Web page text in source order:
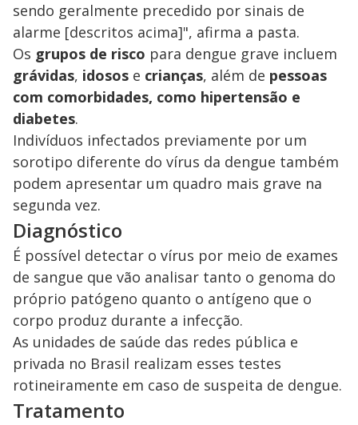
sendo geralmente precedido por sinais de
alarme [descritos acima]", afirma a pasta.
Os grupos de risco para dengue grave incluem
grávidas, idosos e crianças, além de pessoas
com comorbidades, como hipertensão e
diabetes.
Indivíduos infectados previamente por um
sorotipo diferente do vírus da dengue também
podem apresentar um quadro mais grave na
segunda vez.
Diagnóstico
É possível detectar o vírus por meio de exames
de sangue que vão analisar tanto o genoma do
próprio patógeno quanto o antígeno que o
corpo produz durante a infecção.
As unidades de saúde das redes pública e
privada no Brasil realizam esses testes
rotineiramente em caso de suspeita de dengue.
Tratamento